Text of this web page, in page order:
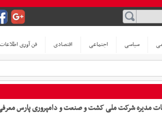
سیاسی اجتماعی اقتصادی فن آوری اطلاعات
مدیره شرکت ملی کشت و صنعت و دامپروری پارس